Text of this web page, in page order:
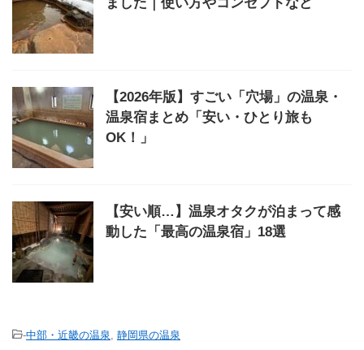
【2026年版】すごい「穴場」の温泉・
温泉宿まとめ「安い・ひとり旅も
OK！」
【安い順…】温泉オタクが泊まって感
動した「最高の温泉宿」18選
-中部・近畿の温泉, 静岡県の温泉